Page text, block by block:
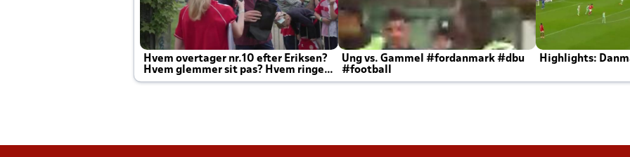
Hvem overtager nr.10 efter Eriksen?
Hvem glemmer sit pas? Hvem ringer
Joachim altid til efter kampe?
Ung vs. Gammel #fordanmark #dbu
#football
Highlights: